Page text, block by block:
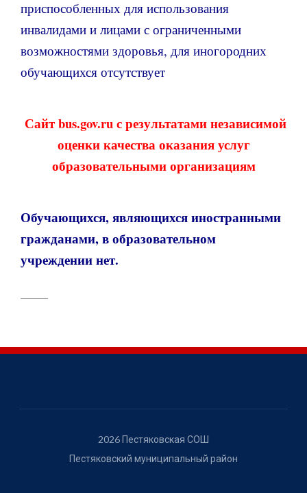
приспособленных для использования
инвалидами и лицами с ограниченными
возможностями здоровья, для иногородних
обучающихся отсутствует
Сайт bus.gov.ru с результатами независимой
оценки качества оказания услуг
образовательными организациям
Обучающихся, являющихся иностранными
гражданами, в образовательном
учреждении нет.
2026 Пестяковская СОШ
Пестяковский муниципальный район